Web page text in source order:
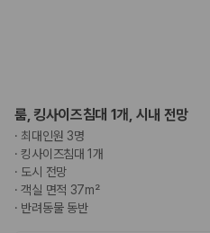
카모아는 제주렌트카부터 국내·해외
누적 이용 고객수
20,871,562
사용자 리뷰
175,206
예약 가능 차량
67,123대
룸, 킹사이즈침대 1개, 시내 전망
· 최대인원 3명
·킹사이즈침대 1개
· 도시 전망
·객실 면적 37m²
· 반려동물 동반